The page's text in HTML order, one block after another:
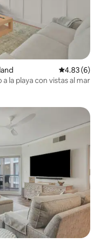
Calificación
4.83 (6)
la playa con vistas al mar